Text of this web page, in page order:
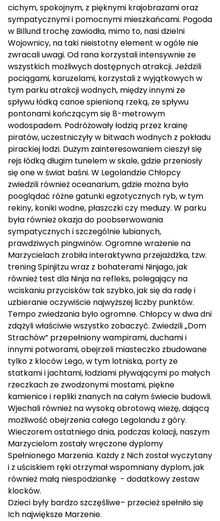
cichym, spokojnym, z pięknymi krajobrazami oraz
sympatycznymi i pomocnymi mieszkańcami. Pogoda
w Billund trochę zawiodła, mimo to, nasi dzielni
Wojownicy, na taki nieistotny element w ogóle nie
zwracali uwagi. Od rana korzystali intensywnie ze
wszystkich możliwych dostępnych atrakcji. Jeździli
pociągami, karuzelami, korzystali z wyjątkowych w
tym parku atrakcji wodnych, między innymi ze
spływu łódką canoe spienioną rzeką, ze spływu
pontonami kończącym się 8-metrowym
wodospadem. Podróżowały łodzią przez krainę
piratów, uczestniczyły w bitwach wodnych z pokładu
pirackiej łodzi. Dużym zainteresowaniem cieszył się
rejs łódką długim tunelem w skale, gdzie przeniosły
się one w świat baśni. W Legolandzie Chłopcy
zwiedzili również oceanarium, gdzie można było
pooglądać różne gatunki egzotycznych ryb, w tym
rekiny, koniki wodne, płaszczki czy meduzy. W parku
była również okazja do poobserwowania
sympatycznych i szczególnie lubianych,
prawdziwych pingwinów. Ogromne wrażenie na
Marzycielach zrobiła interaktywna przejażdżka, tzw.
trening Spinjitzu wraz z bohaterami Ninjago, jak
również test dla Ninja na refleks, polegający na
wciskaniu przycisków tak szybko, jak się da radę i
uzbieranie oczywiście najwyższej liczby punktów.
Tempo zwiedzania było ogromne. Chłopcy w dwa dni
zdążyli właściwie wszystko zobaczyć. Zwiedzili „Dom
Strachów” przepełniony wampirami, duchami i
innymi potworami, obejrzeli miasteczko zbudowane
tylko z kloców Lego, w tym lotniska, porty ze
statkami i jachtami, łodziami pływającymi po małych
rzeczkach ze zwodzonymi mostami, piękne
kamienice i repliki znanych na całym świecie budowli.
Wjechali również na wysoką obrotową wieżę, dającą
możliwość obejrzenia całego Legolandu z góry.
Wieczorem ostatniego dnia, podczas kolacji, naszym
Marzycielom zostały wręczone dyplomy
Spełnionego Marzenia. Każdy z Nich został wyczytany
i z uściskiem ręki otrzymał wspomniany dyplom, jak
również małą niespodziankę - dodatkowy zestaw
klocków.
Dzieci były bardzo szczęśliwe– przecież spełniło się
Ich największe Marzenie.